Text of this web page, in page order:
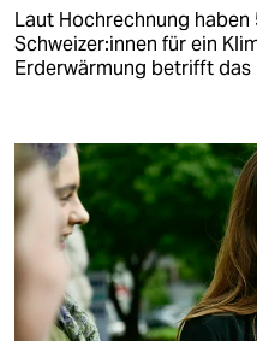
Laut Hochrechnung haben
Schweizer:innen für ein
Erderwärmung betrifft das